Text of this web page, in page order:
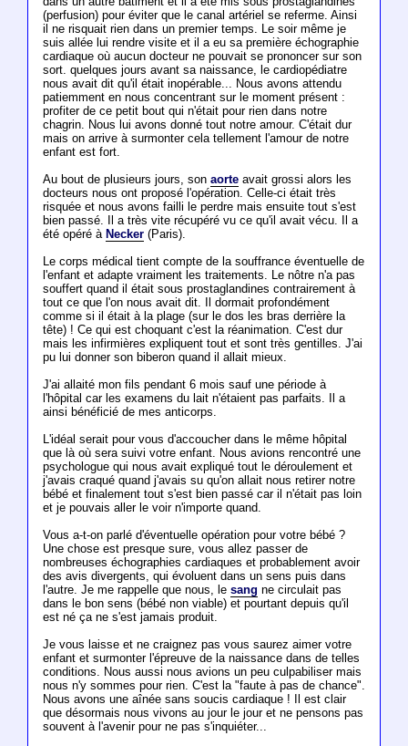
(perfusion) pour éviter que le canal artériel se referme. Ainsi
il ne risquait rien dans un premier temps. Le soir même je
suis allée lui rendre visite et il a eu sa première échographie
cardiaque où aucun docteur ne pouvait se prononcer sur son
sort. quelques jours avant sa naissance, le cardiopédiatre
nous avait dit qu'il était inopérable... Nous avons attendu
patiemment en nous concentrant sur le moment présent :
profiter de ce petit bout qui n'était pour rien dans notre
chagrin. Nous lui avons donné tout notre amour. C'était dur
mais on arrive à surmonter cela tellement l'amour de notre
enfant est fort.
Au bout de plusieurs jours, son aorteavait grossi alors les
docteurs nous ont proposé l'opération. Celle-ci était très
risquée et nous avons failli le perdre mais ensuite tout s'est
bien passé. Il a très vite récupéré vu ce qu'il avait vécu. Il a
été opéré à Necker(Paris).
Le corps médical tient compte de la souffrance éventuelle de
l'enfant et adapte vraiment les traitements. Le nôtre n'a pas
souffert quand il était sous prostaglandines contrairement à
tout ce que l'on nous avait dit. Il dormait profondément
comme si il était à la plage (sur le dos les bras derrière la
tête) ! Ce qui est choquant c'est la réanimation. C'est dur
mais les infirmières expliquent tout et sont très gentilles. J'ai
pu lui donner son biberon quand il allait mieux.
J'ai allaité mon fils pendant 6 mois sauf une période à
l'hôpital car les examens du lait n'étaient pas parfaits. Il a
ainsi bénéficié de mes anticorps.
L'idéal serait pour vous d'accoucher dans le même hôpital
que là où sera suivi votre enfant. Nous avions rencontré une
psychologue qui nous avait expliqué tout le déroulement et
j'avais craqué quand j'avais su qu'on allait nous retirer notre
bébé et finalement tout s'est bien passé car il n'était pas loin
et je pouvais aller le voir n'importe quand.
Vous a-t-on parlé d'éventuelle opération pour votre bébé ?
Une chose est presque sure, vous allez passer de
nombreuses échographies cardiaques et probablement avoir
des avis divergents, qui évoluent dans un sens puis dans
l'autre. Je me rappelle que nous, le sang ne circulait pas
dans le bon sens (bébé non viable) et pourtant depuis qu'il
est né ça ne s'est jamais produit.
Je vous laisse et ne craignez pas vous saurez aimer votre
enfant et surmonter l'épreuve de la naissance dans de telles
conditions. Nous aussi nous avions un peu culpabiliser mais
nous n'y sommes pour rien. C'est la "faute à pas de chance".
Nous avons une aînée sans soucis cardiaque ! Il est clair
que désormais nous vivons au jour le jour et ne pensons pas
souvent à l'avenir pour ne pas s'inquiéter...